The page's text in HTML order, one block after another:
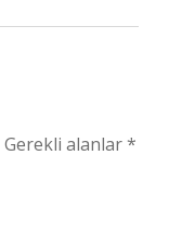
Gerekli alanlar*